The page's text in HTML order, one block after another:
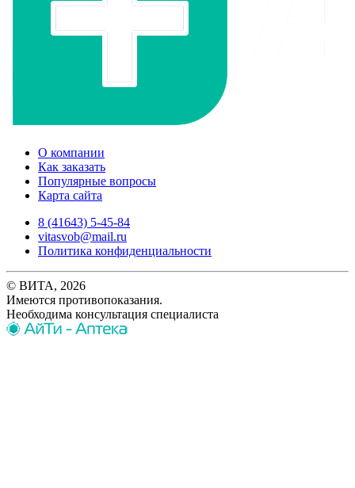
О компании
Как заказать
Популярные вопросы
Карта сайта
8 (41643) 5-45-84
vitasvob@mail.ru
Политика конфиденциальности
© ВИТА, 2026
Имеются противопоказания.
Необходима консультация специалиста